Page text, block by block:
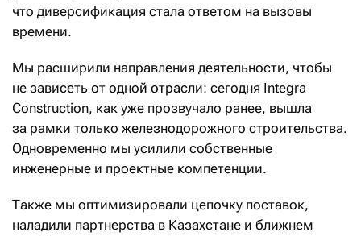
что диверсификация стала ответом на вызовы
времени.
Мы расширили направления деятельности, чтобы
не зависеть от одной отрасли: сегодня Integra
Construction, как уже прозвучало ранее, вышла
за рамки только железнодорожного строительства.
Одновременно мы усилили собственные
инженерные и проектные компетенции.
Также мы оптимизировали цепочку поставок,
наладили партнерства в Казахстане и ближнем